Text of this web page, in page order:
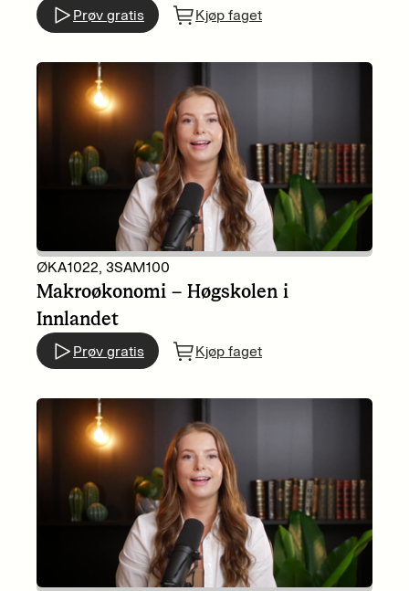
Prøv gratis Kjøp faget
ØKA1022, 3SAM100
Makroøkonomi – Høgskolen i
Innlandet
Prøv gratis Kjøp faget